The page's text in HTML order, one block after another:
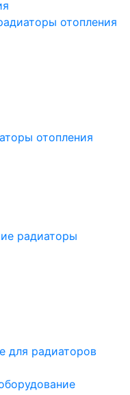
отопления
отопления
радиаторы
для радиаторов